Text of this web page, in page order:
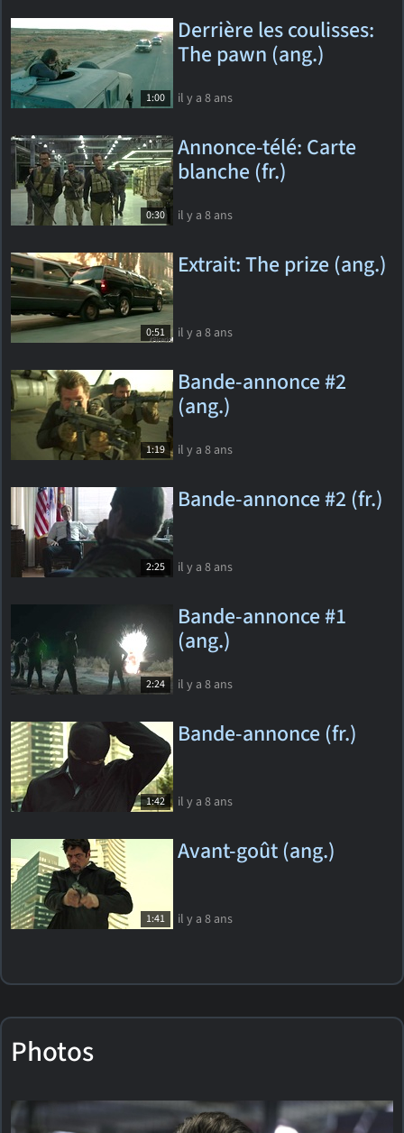
1:00
Derrière les coulisses:
The pawn (ang.)
il y a 8 ans
0:30
Annonce-télé: Carte
blanche (fr.)
il y a 8 ans
0:51
Extrait: The prize (ang.)
il y a 8 ans
1:19
Bande-annonce #2
(ang.)
il y a 8 ans
2:25
Bande-annonce #2 (fr.)
il y a 8 ans
2:24
Bande-annonce #1
(ang.)
il y a 8 ans
1:42
Bande-annonce (fr.)
il y a 8 ans
1:41
Avant-goût (ang.)
il y a 8 ans
Photos